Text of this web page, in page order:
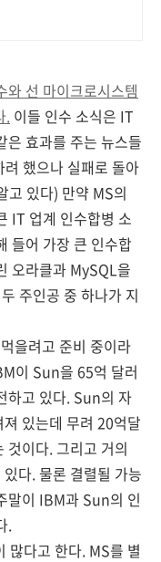
와 선 마이크로시스템
. 이들 인수 소식은 IT
은 효과를 주는 뉴스들
했으나 실패로 돌아
고 있다) 만약 MS의
IT 업계 인수합병 소
들어 가장 큰 인수합
오라클과 MySQL을
주인공 중 하나가 지
을려고 준비 중이라
이 Sun을 65억 달러
하고 있다. Sun의 자
있는데 무려 20억달
것이다. 그리고 거의
다. 물론 결렬될 가능
말이 IBM과 Sun의 인
.
다고 한다. MS를 별